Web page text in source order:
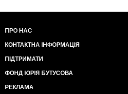
ПРО НАС
КОНТАКТНА ІНФОРМАЦІЯ
ПІДТРИМАТИ
ФОНД ЮРІЯ БУТУСОВА
РЕКЛАМА